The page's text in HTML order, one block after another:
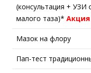
(консультация + УЗИ
малого таза)* Акция
Мазок на флору
Пап-тест